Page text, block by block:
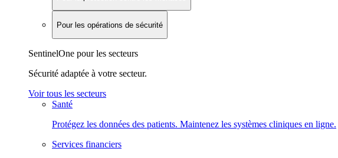
Pour les opérations de sécurité
SentinelOne pour les secteurs
Sécurité adaptée à votre secteur.
Voir tous les secteurs
Santé
Protégez les données des patients. Maintenez les systèmes cliniques en ligne.
Services financiers